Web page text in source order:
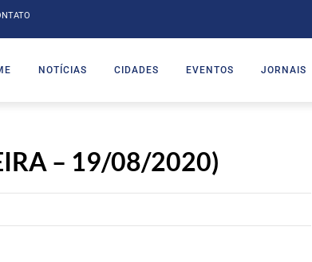
NOTÍCIAS CIDADES EVENTOS JORNAIS
– 19/08/2020)